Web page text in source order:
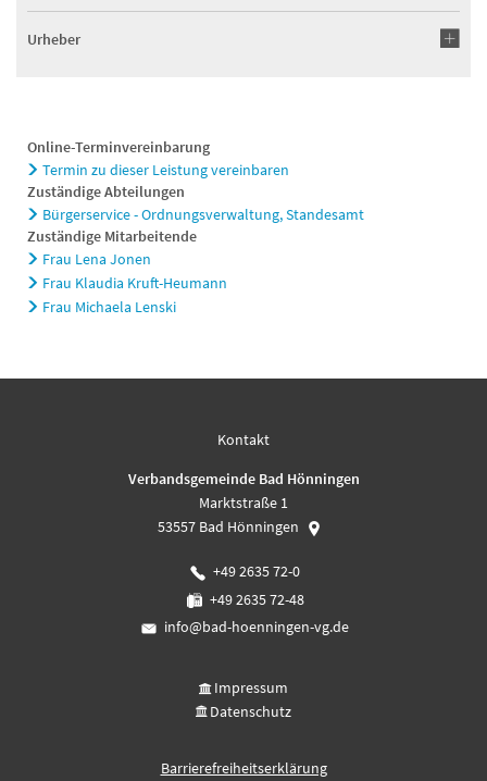
Urheber
Online-Terminvereinbarung
Termin zu dieser Leistung vereinbaren
Zuständige Abteilungen
Bürgerservice - Ordnungsverwaltung, Standesamt
Zuständige Mitarbeitende
Frau Lena Jonen
Frau Klaudia Kruft-Heumann
Frau Michaela Lenski
Kontakt
Verbandsgemeinde Bad Hönningen
Marktstraße 1
53557 Bad Hönningen
+49 2635 72-0
+49 2635 72-48
info@bad-hoenningen-vg.de
Impressum
Datenschutz
Barrierefreiheitserklärung